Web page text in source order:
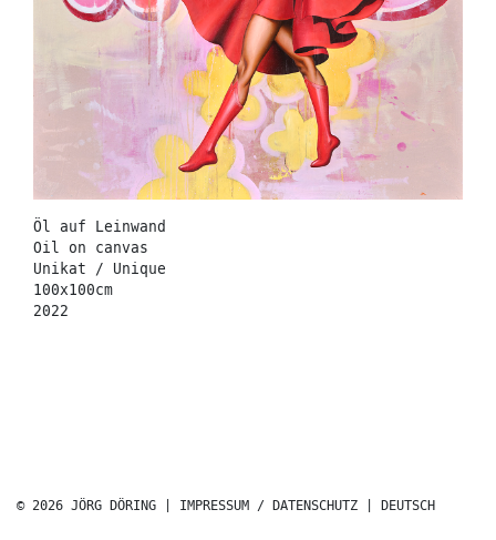
Öl auf Leinwand
Oil on canvas
Unikat / Unique
100x100cm
2022
© 2026 JÖRG DÖRING | IMPRESSUM / DATENSCHUTZ DEUTSCH